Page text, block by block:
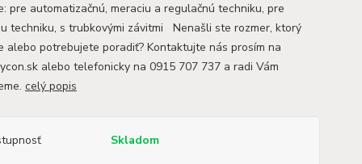
pre automatizačnú, meraciu a regulačnú techniku, pre
techniku, s trubkovými závitmi Nenašli ste rozmer, ktorý
alebo potrebujete poradiť? Kontaktujte nás prosím na
alebo telefonicky na 0915 707 737 a radi Vám
celý popis
Skladom